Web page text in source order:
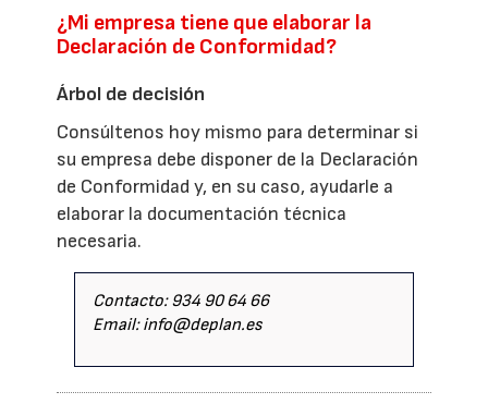
¿Mi empresa tiene que elaborar la
Declaración de Conformidad?
Árbol de decisión
Consúltenos hoy mismo para determinar si
su empresa debe disponer de la Declaración
de Conformidad y, en su caso, ayudarle a
elaborar la documentación técnica
necesaria.
Contacto: 934 90 64 66
Email: info@deplan.es